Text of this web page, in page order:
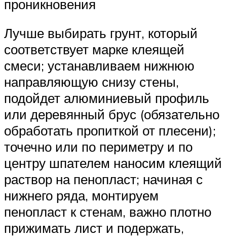
проникновения
Лучше выбирать грунт, который
соответствует марке клеящей
смеси; устанавливаем нижнюю
направляющую снизу стены,
подойдет алюминиевый профиль
или деревянный брус (обязательно
обработать пропиткой от плесени);
точечно или по периметру и по
центру шпателем наносим клеящий
раствор на пенопласт; начиная с
нижнего ряда, монтируем
пенопласт к стенам, важно плотно
прижимать лист и подержать,